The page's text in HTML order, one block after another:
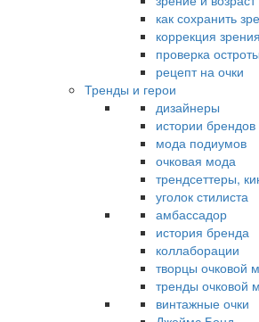
как сохранить
коррекция
проверка
рецепт на очки
Тренды и герои
дизайнеры
истории брендов
мода подиумов
очковая мода
трендсеттеры,
уголок стилиста
амбассадор
история бренда
коллаборации
творцы очковой
тренды очковой
винтажные очки